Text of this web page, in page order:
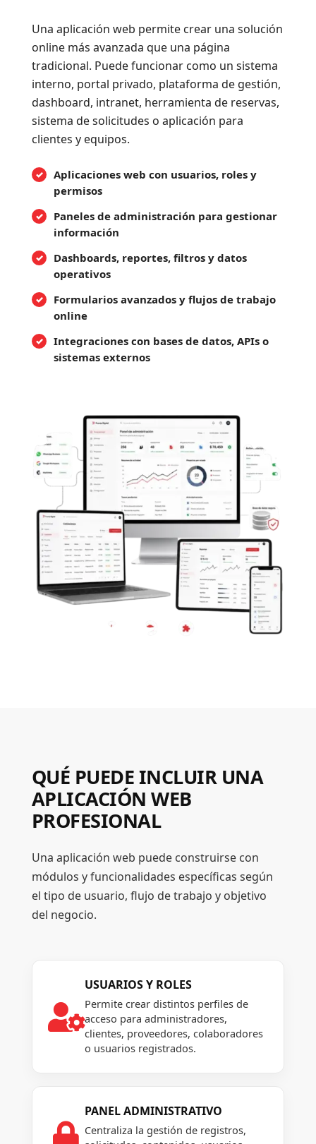
Una aplicación web permite crear una solución
online más avanzada que una página
tradicional. Puede funcionar como un sistema
interno, portal privado, plataforma de gestión,
dashboard, intranet, herramienta de reservas,
sistema de solicitudes o aplicación para
clientes y equipos.
Aplicaciones web con usuarios, roles y
permisos
Paneles de administración para gestionar
información
Dashboards, reportes, filtros y datos
operativos
Formularios avanzados y flujos de trabajo
online
Integraciones con bases de datos, APIs o
sistemas externos
QUÉ PUEDE INCLUIR UNA
APLICACIÓN WEB
PROFESIONAL
Una aplicación web puede construirse con
módulos y funcionalidades específicas según
el tipo de usuario, flujo de trabajo y objetivo
del negocio.

USUARIOS Y ROLES
Permite crear distintos perfiles de
acceso para administradores,
clientes, proveedores, colaboradores
o usuarios registrados.

PANEL ADMINISTRATIVO
Centraliza la gestión de registros,